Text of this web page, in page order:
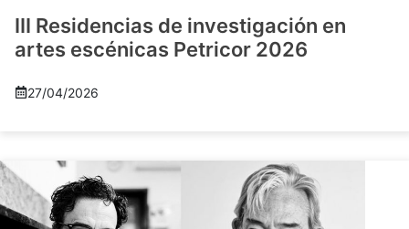
III Residencias de investigación en
artes escénicas Petricor 2026
27/04/2026